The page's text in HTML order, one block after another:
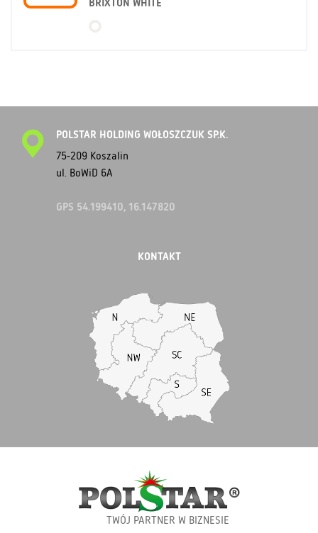
BRIXTON WHITE
POLSTAR HOLDING WOŁOSZCZUK SP.K.
75-209 Koszalin
ul. BoWiD 6A
GPS 54.199410, 16.147820
KONTAKT
TWÓJ PARTNER W BIZNESIE